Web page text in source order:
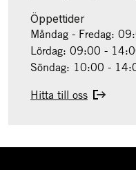
Öppettider
Måndag - Fredag:
Lördag: 09:00 -
Söndag: 10:00 -
Hitta till oss